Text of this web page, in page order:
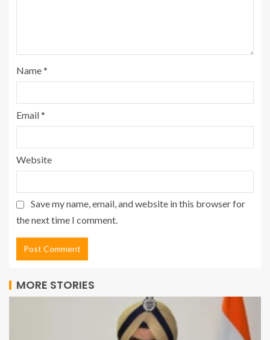
Name*
Email*
Website
Save my name, email, and website in this browser for
the next time I comment.
MORE STORIES